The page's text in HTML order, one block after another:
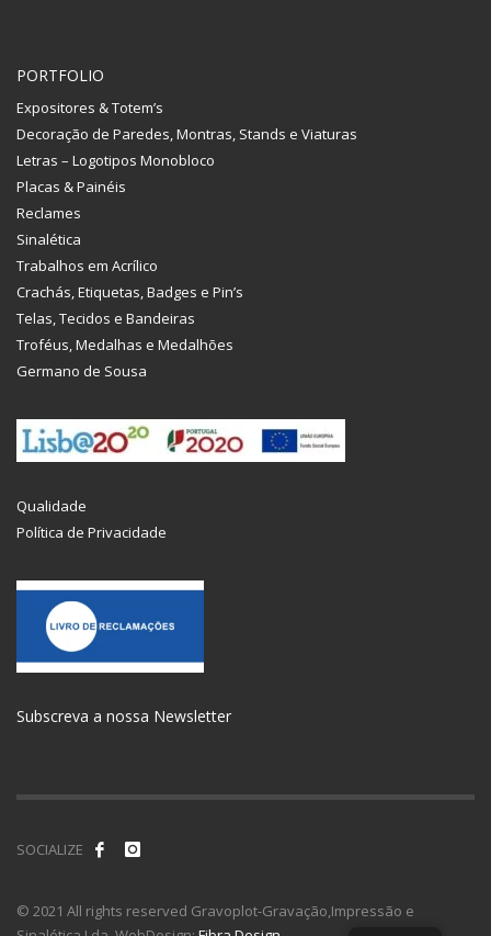
PORTFOLIO
Expositores & Totem’s
Decoração de Paredes, Montras, Stands e Viaturas
Letras – Logotipos Monobloco
Placas & Painéis
Reclames
Sinalética
Trabalhos em Acrílico
Crachás, Etiquetas, Badges e Pin’s
Telas, Tecidos e Bandeiras
Troféus, Medalhas e Medalhões
Germano de Sousa
Qualidade
Política de Privacidade
Subscreva a nossa Newsletter
SOCIALIZE
© 2021 All rights reserved Gravoplot-Gravação,Impressão e